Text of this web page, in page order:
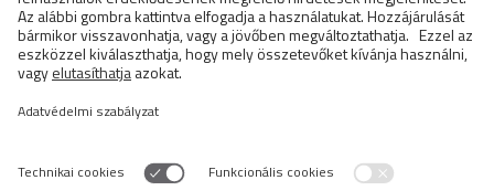
LET’S BITE MEAT SNACKS. DUCK